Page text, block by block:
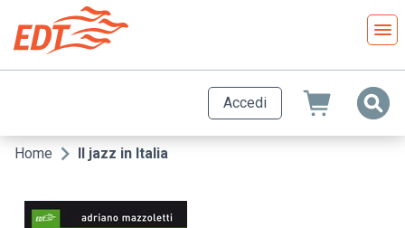
contenuto
principale
Accedi
Briciole
pane
Home Il jazz in Italia